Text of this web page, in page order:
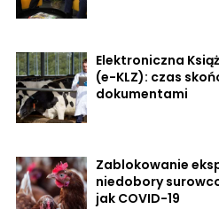
Elektroniczna
(e-KLZ): czas
dokumentami
Zablokowanie
niedobory
jak COVID-19